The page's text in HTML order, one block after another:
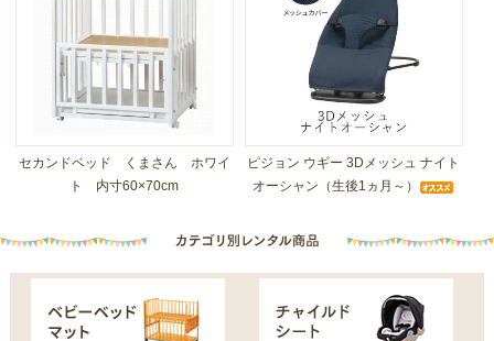
セカンドベッド くまさん ホワイ
ト 内寸60×70cm
ピジョン ウギー 3Dメッシュ ナイト
オーシャン（生後1ヵ月～）